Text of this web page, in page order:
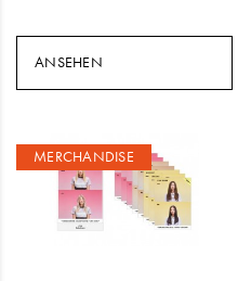
ANSEHEN
MERCHANDISE